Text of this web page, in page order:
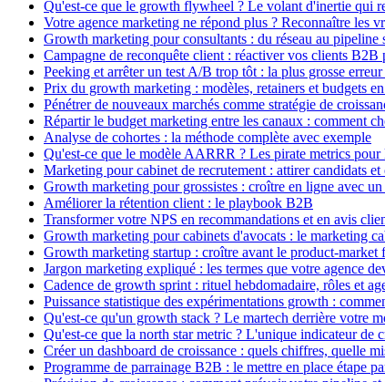
Qu'est-ce que le growth flywheel ? Le volant d'inertie qui
Votre agence marketing ne répond plus ? Reconnaître les
Growth marketing pour consultants : du réseau au pipeline
Campagne de reconquête client : réactiver vos clients B2B
Peeking et arrêter un test A/B trop tôt : la plus grosse
Prix du growth marketing : modèles, retainers et budgets
Pénétrer de nouveaux marchés comme stratégie de
Répartir le budget marketing entre les canaux : comment
Analyse de cohortes : la méthode complète avec exemple
Qu'est-ce que le modèle AARRR ? Les pirate metrics
Marketing pour cabinet de recrutement : attirer candidats et
Growth marketing pour grossistes : croître en ligne avec
Améliorer la rétention client : le playbook B2B
Transformer votre NPS en recommandations et en avis
Growth marketing pour cabinets d'avocats : le marketing
Growth marketing startup : croître avant le product-market
Jargon marketing expliqué : les termes que votre agence
Cadence de growth sprint : rituel hebdomadaire, rôles et
Puissance statistique des expérimentations growth :
Qu'est-ce qu'un growth stack ? Le martech derrière votre
Qu'est-ce que la north star metric ? L'unique indicateur de
Créer un dashboard de croissance : quels chiffres, quelle
Programme de parrainage B2B : le mettre en place étape